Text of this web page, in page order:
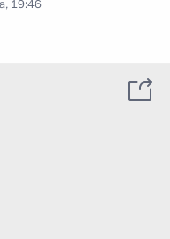
19:46